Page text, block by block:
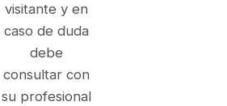
visitante y en
caso de duda
debe
consultar con
su profesional